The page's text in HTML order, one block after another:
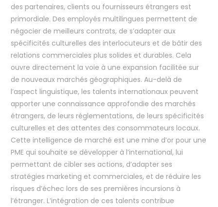
des partenaires, clients ou fournisseurs étrangers est
primordiale. Des employés multilingues permettent de
négocier de meilleurs contrats, de s’adapter aux
spécificités culturelles des interlocuteurs et de bâtir des
relations commerciales plus solides et durables. Cela
ouvre directement la voie à une expansion facilitée sur
de nouveaux marchés géographiques. Au-delà de
l’aspect linguistique, les talents internationaux peuvent
apporter une connaissance approfondie des marchés
étrangers, de leurs réglementations, de leurs spécificités
culturelles et des attentes des consommateurs locaux.
Cette intelligence de marché est une mine d’or pour une
PME qui souhaite se développer à l’international, lui
permettant de cibler ses actions, d’adapter ses
stratégies marketing et commerciales, et de réduire les
risques d’échec lors de ses premières incursions à
l’étranger. L’intégration de ces talents contribue